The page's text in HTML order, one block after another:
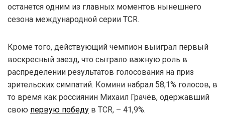
останется одним из главных моментов нынешнего
сезона международной серии TCR.
Кроме того, действующий чемпион выиграл первый
воскресный заезд, что сыграло важную роль в
распределении результатов голосования на приз
зрительских симпатий. Комини набрал 58,1% голосов, в
то время как россиянин Михаил Грачёв, одержавший
свою первую победу в TCR, – 41,9%.